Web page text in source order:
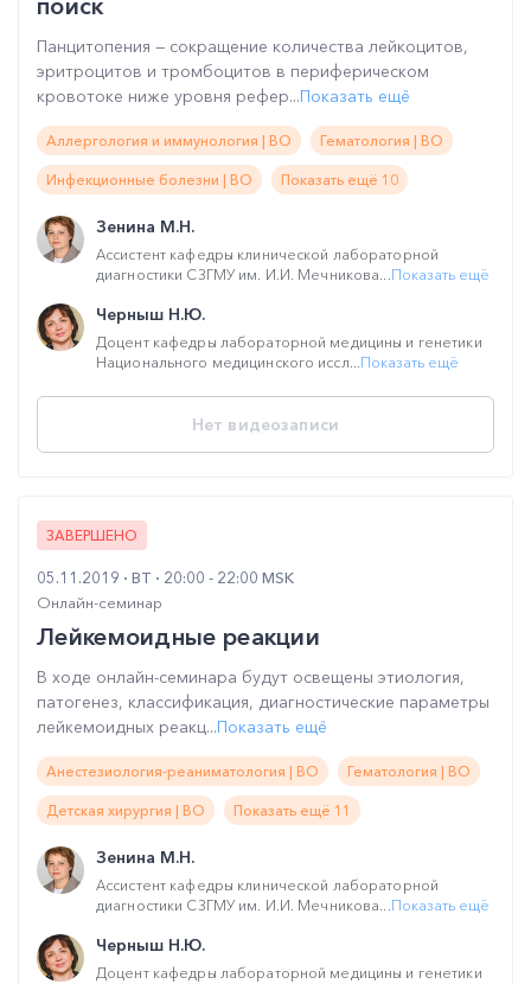
поиск
Панцитопения — сокращение количества лейкоцитов,
эритроцитов и тромбоцитов в периферическом
кровотоке ниже уровня рефер...Показать ещё
Аллергология и иммунология | ВО Гематология | ВО
Инфекционные болезни | ВО Показать ещё 10
Зенина М.Н.
Ассистент кафедры клинической лабораторной
диагностики СЗГМУ им. И.И. Мечникова...Показать ещё
Черныш Н.Ю.
Доцент кафедры лабораторной медицины и генетики
Национального медицинского иссл...Показать ещё
Нет видеозаписи
ЗАВЕРШЕНО
05.11.2019 ВТ
20:00 - 22:00 MSK
Онлайн-семинар
Лейкемоидные реакции
В ходе онлайн-семинара будут освещены этиология,
патогенез, классификация, диагностические параметры
лейкемоидных реакц...Показать ещё
Анестезиология-реаниматология | ВО Гематология | ВО
Детская хирургия | ВО Показать ещё 11
Зенина М.Н.
Ассистент кафедры клинической лабораторной
диагностики СЗГМУ им. И.И. Мечникова...Показать ещё
Черныш Н.Ю.
Доцент кафедры лабораторной медицины и генетики